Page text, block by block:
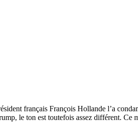
français François Hollande l’a
le ton est toutefois assez différent. Ce